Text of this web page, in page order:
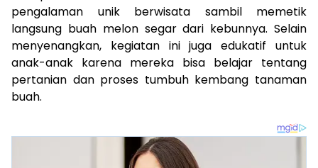
pengalaman unik berwisata sambil memetik
langsung buah melon segar dari kebunnya. Selain
menyenangkan, kegiatan ini juga edukatif untuk
anak-anak karena mereka bisa belajar tentang
pertanian dan proses tumbuh kembang tanaman
buah.